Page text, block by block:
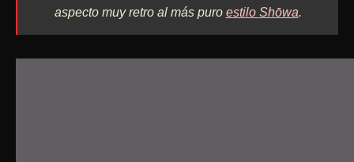
aspecto muy retro al más puro estilo Shōwa.